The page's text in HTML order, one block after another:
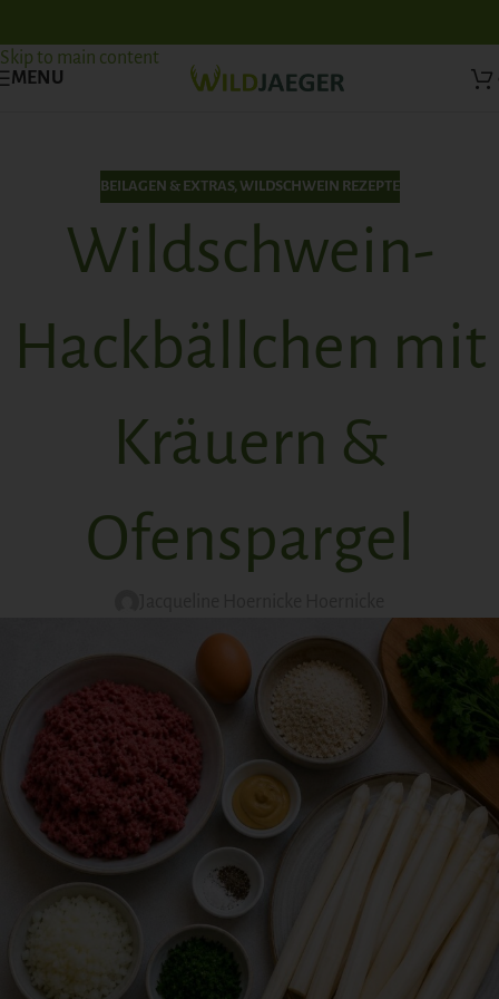
Skip to main content
MENU
BEILAGEN & EXTRAS,WILDSCHWEIN REZEPTE
Wildschwein-
Hackbällchen mit
Kräuern &
Ofenspargel